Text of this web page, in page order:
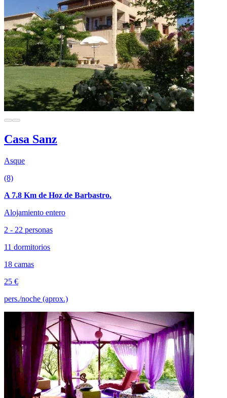
Casa Sanz
Asque
(8)
A 7.8 Km de Hoz de Barbastro.
Alojamiento entero
2 - 22 personas
11 dormitorios
18 camas
25 €
pers./noche (aprox.)